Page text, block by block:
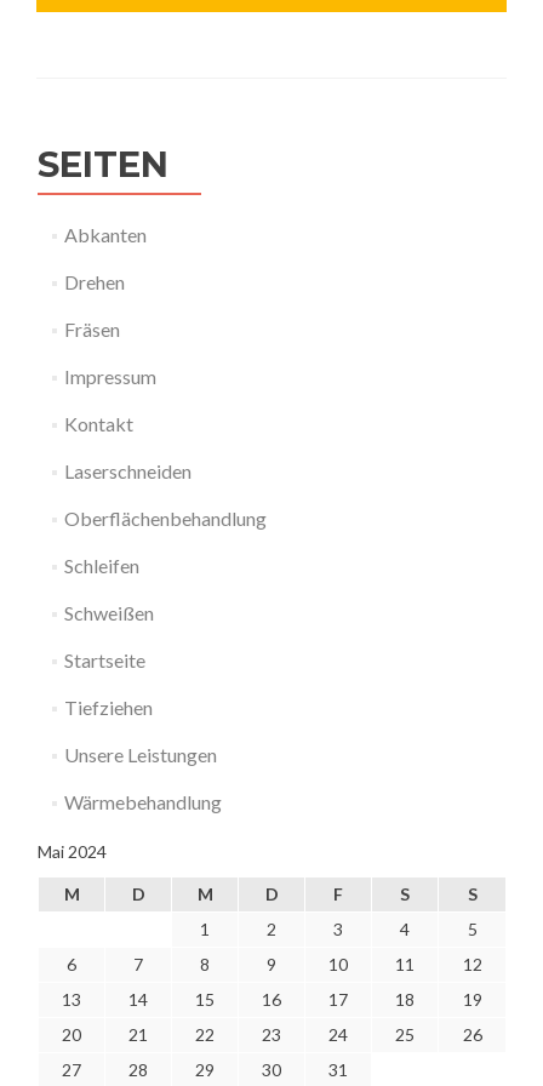
SEITEN
Abkanten
Drehen
Fräsen
Impressum
Kontakt
Laserschneiden
Oberflächenbehandlung
Schleifen
Schweißen
Startseite
Tiefziehen
Unsere Leistungen
Wärmebehandlung
Mai 2024
M D M D F S
S
1
2 3 4
5
6
7 8 9 10 11
12
13
14 15 16 17 18
19
20
21 22 23 24 25
26
27
28 29 30 31